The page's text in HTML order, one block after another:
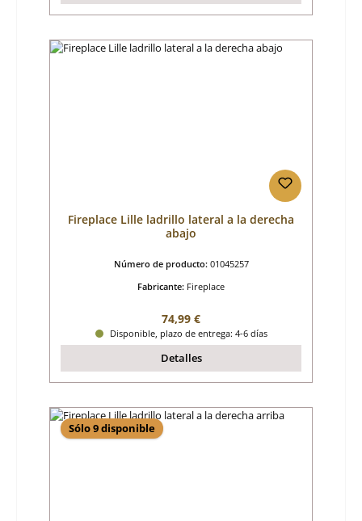
Fireplace Lille ladrillo lateral a la derecha
abajo
Número de producto: 01045257
Fabricante: Fireplace
Precio normal:
74,99 €
Disponible, plazo de entrega: 4-6 días
Detalles
Sólo 9 disponible